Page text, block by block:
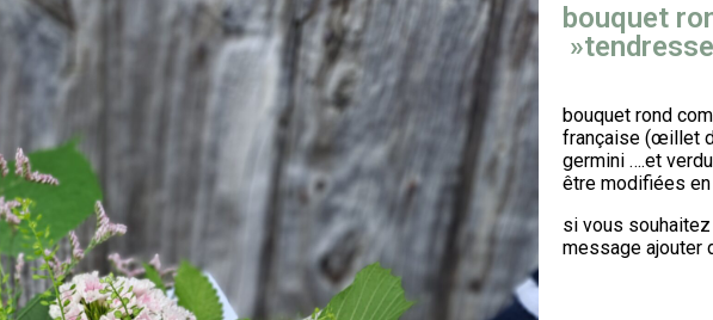
bouquet
bouquet rond
française (œillet
germini ….et
être modifiées
si vous souhaitez
message ajouter